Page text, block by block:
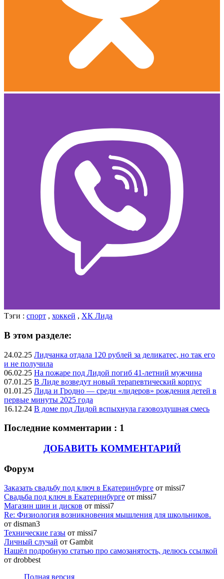
Тэги : спорт , хоккей , ХК Лида
В этом разделе:
24.02.25 Лидчанка отдала 120 рублей за деликатес, но так его
и не получила
06.02.25 На пожаре под Лидой погиб 41-летний мужчина
07.01.25 В Лиде возведут новый терапевтический корпус
01.01.25 Лида и Гродно — среди «лидеров» рождения детей в
первые минуты 2025 года
16.12.24 В доме под Лидой вспыхнула газовоздушная смесь
Последние комментарии : 1
ДОБАВИТЬ КОММЕНТАРИЙ
Форум
Заказать свадьбу под ключ в Екатеринбурге от missi7
Cвадьба под ключ в Екатеринбурге от missi7
Магазин шин и дисков от missi7
Re: Физиология возникновения мышления для школьников.
от disman3
Технические газы от missi7
Личный случай от Gambit
Нашёл подробную статью про самозанятость, делюсь ссылкой
от drobbest
Полная версия